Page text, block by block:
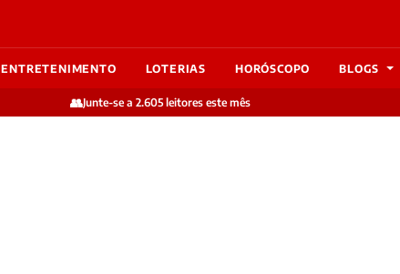
ENTRETENIMENTO LOTERIAS HORÓSCOPO BLOGS
👥Junte-se a 2.605 leitores este mês